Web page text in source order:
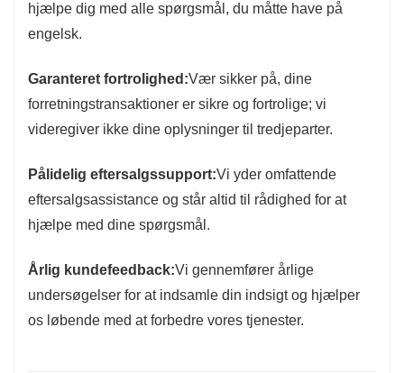
hjælpe dig med alle spørgsmål, du måtte have på
engelsk.
Garanteret fortrolighed:Vær sikker på, dine
forretningstransaktioner er sikre og fortrolige; vi
videregiver ikke dine oplysninger til tredjeparter.
Pålidelig eftersalgssupport:Vi yder omfattende
eftersalgsassistance og står altid til rådighed for at
hjælpe med dine spørgsmål.
Årlig kundefeedback:Vi gennemfører årlige
undersøgelser for at indsamle din indsigt og hjælper
os løbende med at forbedre vores tjenester.